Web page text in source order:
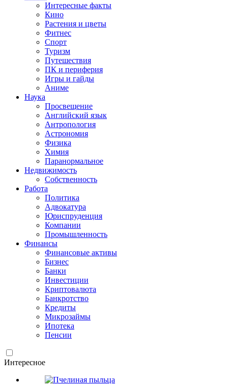
Интересные факты
Кино
Растения и цветы
Фитнес
Спорт
Туризм
Путешествия
ПК и периферия
Игры и гайды
Аниме
Наука
Просвещение
Английский язык
Антропология
Астрономия
Физика
Химия
Паранормальное
Недвижимость
Собственность
Работа
Политика
Адвокатура
Юриспруденция
Компании
Промышленность
Финансы
Финансовые активы
Бизнес
Банки
Инвестиции
Криптовалюта
Банкротство
Кредиты
Микрозаймы
Ипотека
Пенсии
Интересное